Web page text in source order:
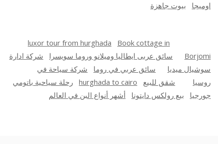
اوميجا
بيوت جاهزة
luxor tour from hurghada
Book cottage in
Borjomi
سائق عربى ايطاليا وميلانو وروما سويسرا
شركة ادارة
سوشيال ميديا
سائق عربي في روما
شركة سياحة في
روسيا
شقق للبيع hurghada to cairo رحلة سياحية باتومي
جورجيا
بيع رولكس دايتونا أشهر أنواع البن في العالم